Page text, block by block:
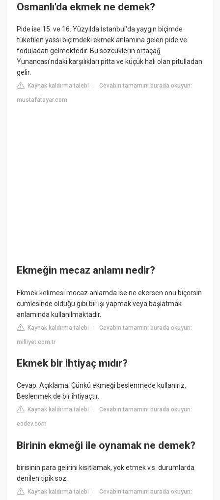
Osmanlı'da ekmek ne demek?
Pide ise 15. ve 16. Yüzyılda İstanbul'da yaygın biçimde
tüketilen yassı biçimdeki ekmek anlamına gelen pide ve
foduladan gelmektedir. Bu sözcüklerin ortaçağ
Yunancası'ndaki karşılıkları pitta ve küçük hali olan pitulladan
gelir.
Kaynak kaldırma talebi |Cevabın tamamını burada okuyun:
mustafatayar.com
Ekmeğin mecaz anlamı nedir?
Ekmek kelimesi mecaz anlamda ise ne ekersen onu biçersin
cümlesinde olduğu gibi bir işi yapmak veya başlatmak
anlamında kullanılmaktadır.
Kaynak kaldırma talebi |Cevabın tamamını burada okuyun:
milliyet.com.tr
Ekmek bir ihtiyaç mıdır?
Cevap. Açıklama: Çünkü ekmeği beslenmede kullanırız.
Beslenmek de bir ihtiyaçtır.
Kaynak kaldırma talebi |Cevabın tamamını burada okuyun:
eodev.com
Birinin ekmeği ile oynamak ne demek?
birisinin para gelirini kisitlamak, yok etmek v.s. durumlarda
denilen tipik soz.
Kaynak kaldırma talebi |Cevabın tamamını burada okuyun: